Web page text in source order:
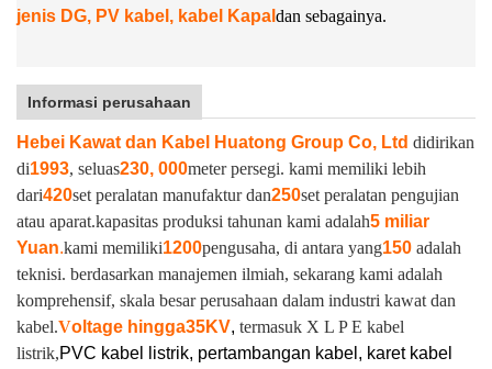
jenis DG, PV kabel, kabel Kapal dan sebagainya.
Informasi perusahaan
Hebei Kawat dan Kabel Huatong Group Co, Ltd didirikan
di1993, seluas230, 000meter persegi. kami memiliki lebih
dari420set peralatan manufaktur dan250set peralatan pengujian
atau aparat.kapasitas produksi tahunan kami adalah5 miliar
Yuan.kami memiliki1200pengusaha, di antara yang150 adalah
teknisi. berdasarkan manajemen ilmiah, sekarang kami adalah
komprehensif, skala besar perusahaan dalam industri kawat dan
kabel.Voltage hingga35KV, termasuk X L P E kabel
listrik,PVC kabel listrik, pertambangan kabel, karet kabel